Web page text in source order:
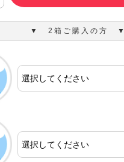
▼ 2箱ご購入の方 ▼